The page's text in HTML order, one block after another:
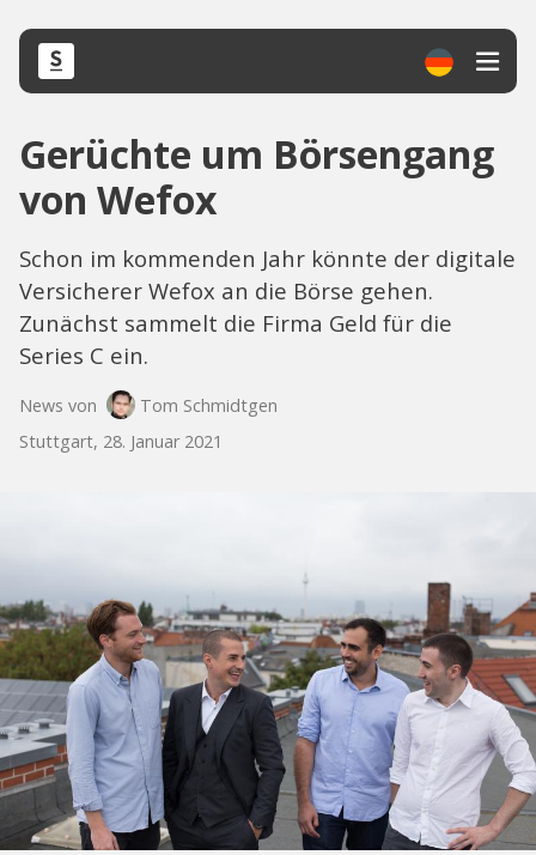
Gerüchte um Börsengang
von Wefox
Schon im kommenden Jahr könnte der digitale
Versicherer Wefox an die Börse gehen.
Zunächst sammelt die Firma Geld für die
Series C ein.
News von
Tom Schmidtgen
Stuttgart, 28. Januar 2021